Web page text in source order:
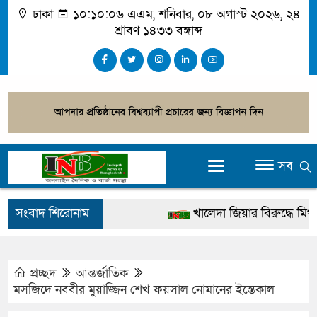
ঢাকা ১০:১০:০৭ এএম, শনিবার, ০৮ অগাস্ট ২০২৬, ২৪
শ্রাবণ ১৪৩৩ বঙ্গাব্দ
সব
সংবাদ শিরোনাম
খালেদা জিয়ার বিরুদ্ধে মিথ্যা
প্রচ্ছদ
আন্তর্জাতিক
মসজিদে নববীর মুয়াজ্জিন শেখ ফয়সাল নোমানের ইন্তেকাল